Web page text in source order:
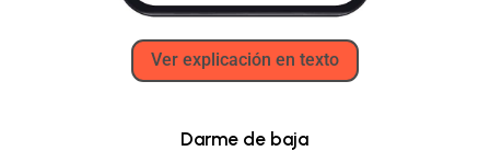
Ver explicación en texto
Darme de baja